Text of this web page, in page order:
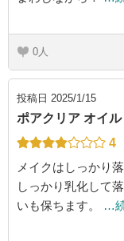
0
投稿日 2025/1/15
ポアクリア オイ
4
メイクはしっかり
しっかり乳化して
いも保ちます。
…